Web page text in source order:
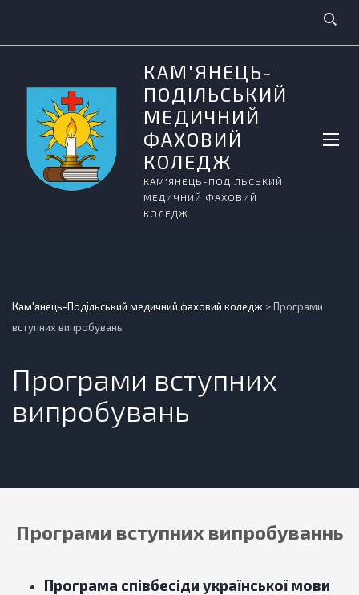
КАМ'ЯНЕЦЬ-
ПОДІЛЬСЬКИЙ
МЕДИЧНИЙ
ФАХОВИЙ
КОЛЕДЖ
КАМ'ЯНЕЦЬ-ПОДІЛЬСЬКИЙ
МЕДИЧНИЙ ФАХОВИЙ
КОЛЕДЖ
Кам'янець-Подільський медичний фаховий коледж >Програми
вступних випробувань
Програми вступних
випробувань
Програми вступних випробуваннь
Програма співбесіди української мови